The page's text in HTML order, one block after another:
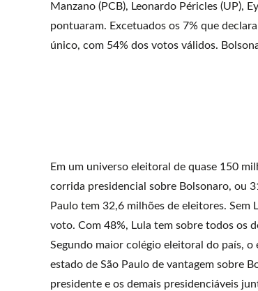
Manzano (PCB), Leonardo Péricles (UP),
pontuaram. Excetuados os 7% que
único, com 54% dos votos válidos.
Em um universo eleitoral de quase 150
corrida presidencial sobre Bolsonaro, ou
Paulo tem 32,6 milhões de eleitores.
voto. Com 48%, Lula tem sobre todos os
Segundo maior colégio eleitoral do país,
estado de São Paulo de vantagem sobre
presidente e os demais presidenciáveis